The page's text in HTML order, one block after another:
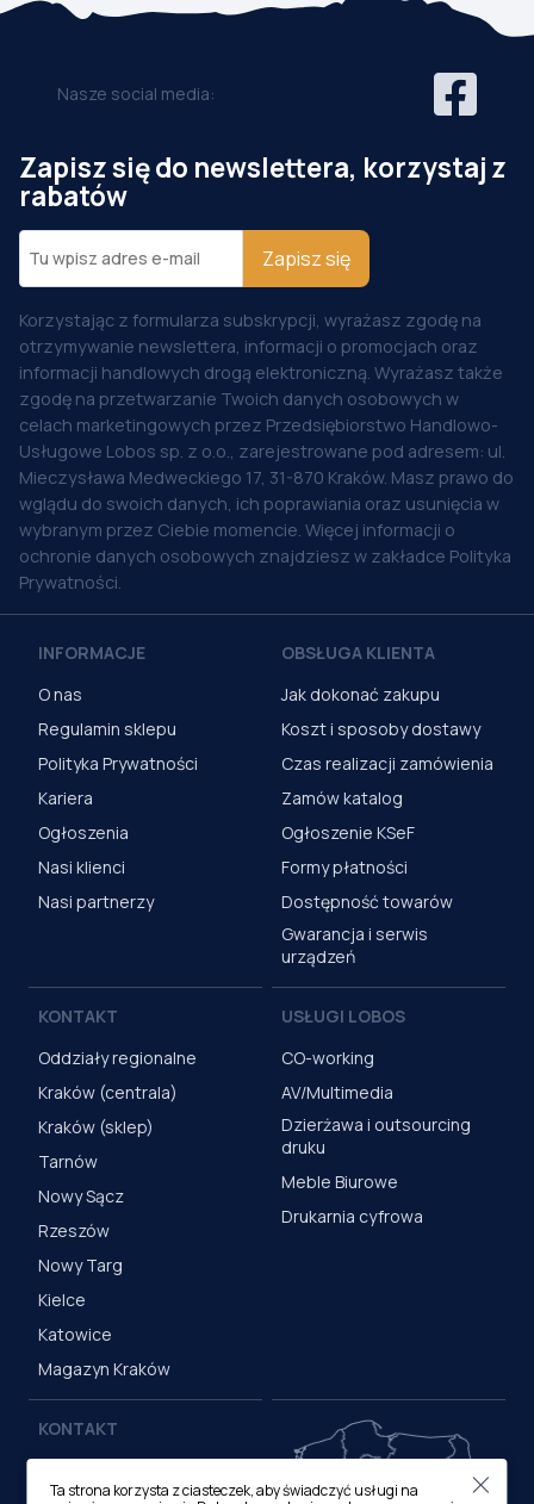
Nasze social media:
Zapisz się do newslettera, korzystaj z
rabatów
Zapisz się
Korzystając z formularza subskrypcji, wyrażasz zgodę na
otrzymywanie newslettera, informacji o promocjach oraz
informacji handlowych drogą elektroniczną. Wyrażasz także
zgodę na przetwarzanie Twoich danych osobowych w
celach marketingowych przez Przedsiębiorstwo Handlowo-
Usługowe Lobos sp. z o.o., zarejestrowane pod adresem: ul.
Mieczysława Medweckiego 17, 31-870 Kraków. Masz prawo do
wglądu do swoich danych, ich poprawiania oraz usunięcia w
wybranym przez Ciebie momencie. Więcej informacji o
ochronie danych osobowych znajdziesz w zakładce Polityka
Prywatności.
INFORMACJE
O nas
Regulamin sklepu
Polityka Prywatności
Kariera
Ogłoszenia
Nasi klienci
Nasi partnerzy
OBSŁUGA KLIENTA
Jak dokonać zakupu
Koszt i sposoby dostawy
Czas realizacji zamówienia
Zamów katalog
Ogłoszenie KSeF
Formy płatności
Dostępność towarów
Gwarancja i serwis
urządzeń
KONTAKT
Oddziały regionalne
Kraków (centrala)
Kraków (sklep)
Tarnów
Nowy Sącz
Rzeszów
Nowy Targ
Kielce
Katowice
Magazyn Kraków
USŁUGI LOBOS
CO-working
AV/Multimedia
Dzierżawa i outsourcing
druku
Meble Biurowe
Drukarnia cyfrowa
KONTAKT
ul. M. Medweckiego 17, 31-
Ta strona korzysta z ciasteczek, aby świadczyć usługi na